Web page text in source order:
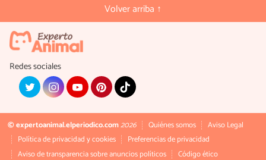
Volver arriba ↑
Redes sociales
© expertoanimal.elperiodico.com2026 Quiénes somos
Aviso Legal
Política de privacidad y cookies
Preferencias de privacidad
Aviso de transparencia sobre anuncios políticos
Código ético